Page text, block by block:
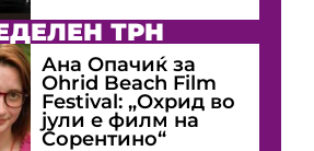
ТРН
Ана Опачиќ за
Оhrid Beach Film
Festival: „Охрид во
јули е филм на
Сорентино“